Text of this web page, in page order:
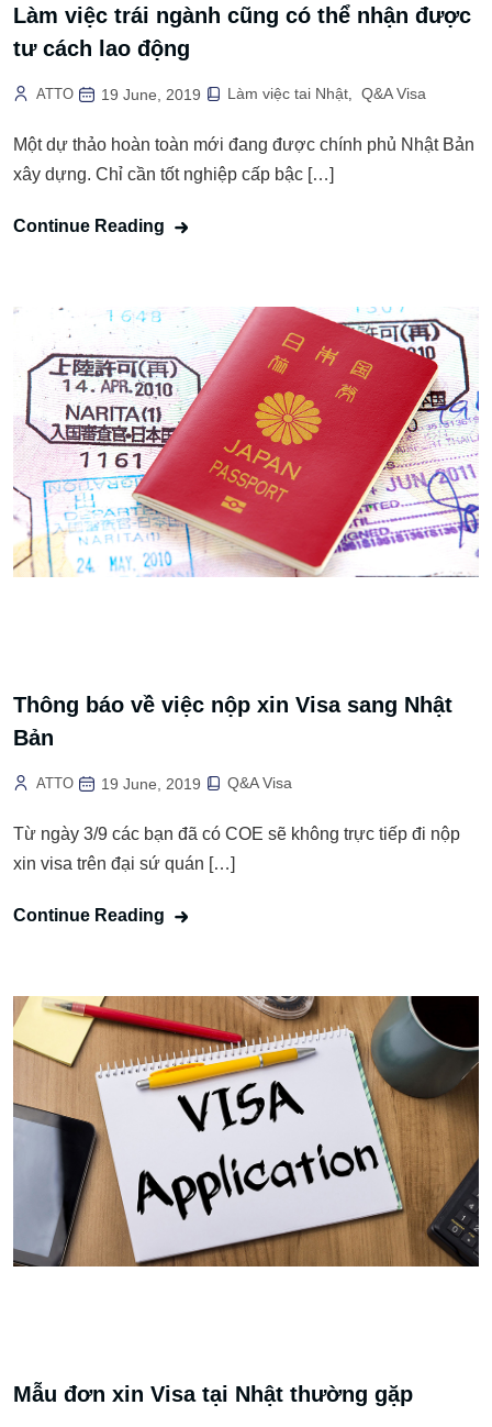
Làm việc trái ngành cũng có thể nhận được
tư cách lao động
ATTO 19 June, 2019 Làm việc tai Nhật, Q&A Visa
Một dự thảo hoàn toàn mới đang được chính phủ Nhật Bản
xây dựng. Chỉ cần tốt nghiệp cấp bậc […]
Continue Reading
Thông báo về việc nộp xin Visa sang Nhật
Bản
ATTO 19 June, 2019 Q&A Visa
Từ ngày 3/9 các bạn đã có COE sẽ không trực tiếp đi nộp
xin visa trên đại sứ quán […]
Continue Reading
Mẫu đơn xin Visa tại Nhật thường gặp